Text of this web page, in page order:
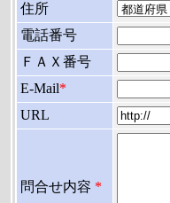
住所
電話番号
ＦＡＸ番号
E-Mail*
URL
問合せ内容 *